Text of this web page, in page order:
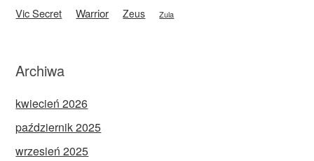
Vic Secret Warrior Zeus Zula
Archiwa
kwiecień 2026
październik 2025
wrzesień 2025